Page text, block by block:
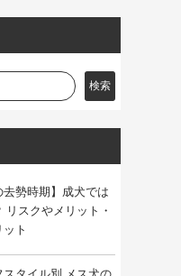
検索
去勢時期】成犬では
リスクやメリット・
ト